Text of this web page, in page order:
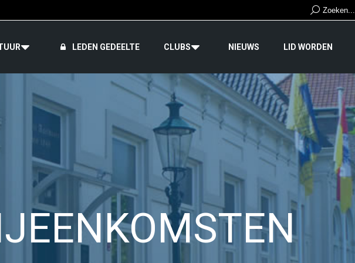
Search:
Zoeken...
LEDEN GEDEELTE CLUBS NIEUWS LID WORDEN